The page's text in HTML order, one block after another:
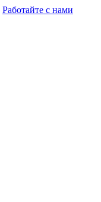
Работайте с нами